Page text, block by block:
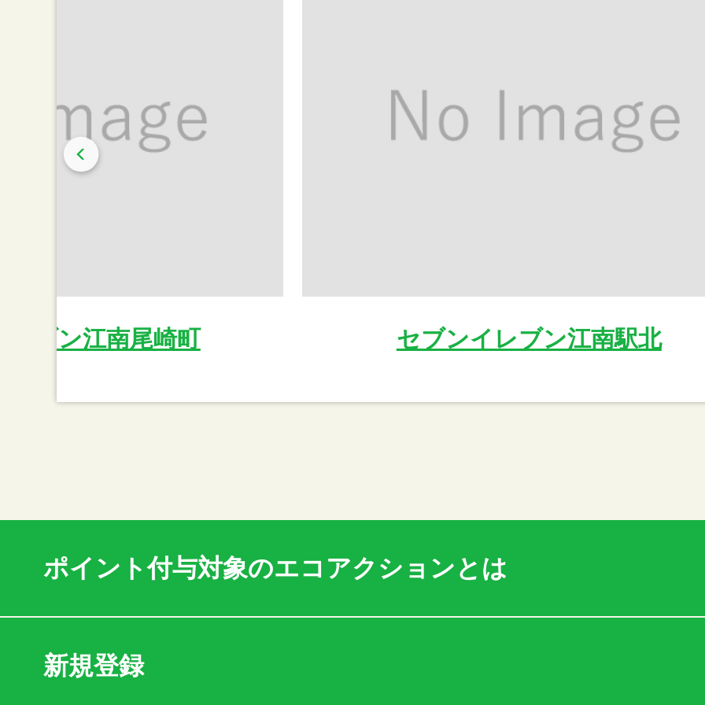
レブン江南尾崎町 セブンイレブン江南駅北
ポイント付与対象のエコアクションとは
新規登録